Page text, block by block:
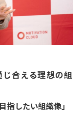
合える理想の組
指したい組織像」